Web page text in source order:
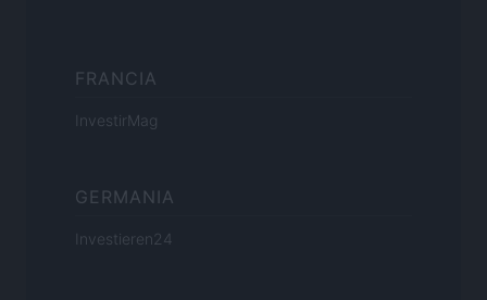
FRANCIA
InvestirMag
GERMANIA
Investieren24